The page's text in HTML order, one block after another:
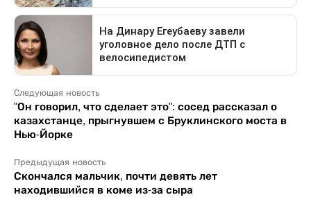
Следующая новость
"Он говорил, что сделает это": сосед рассказал о
казахстанце, прыгнувшем с Бруклинского моста в
Нью-Йорке
Предыдущая новость
Скончался мальчик, почти девять лет
находившийся в коме из-за сыра